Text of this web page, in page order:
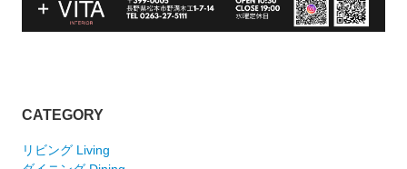
CATEGORY
リビング Living